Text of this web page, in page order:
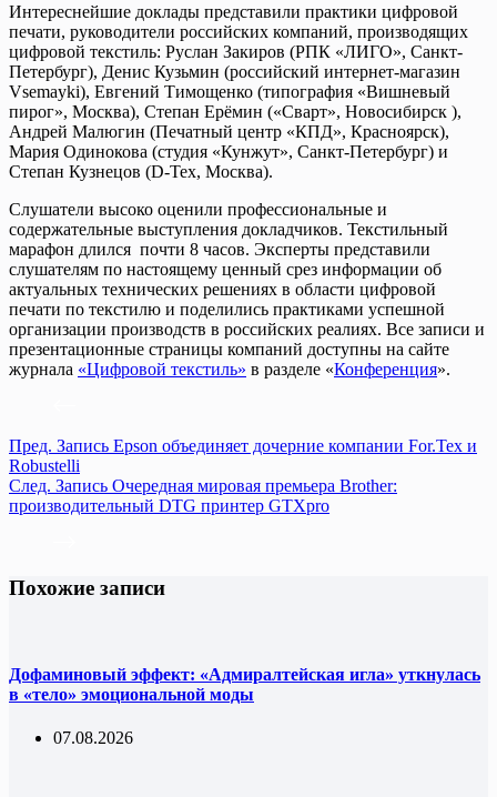
Интереснейшие доклады представили практики цифровой
печати, руководители российских компаний, производящих
цифровой текстиль: Руслан Закиров (РПК «ЛИГО», Санкт-
Петербург), Денис Кузьмин (российский интернет-магазин
Vsemayki), Евгений Тимощенко (типография «Вишневый
пирог», Москва), Степан Ерёмин («Сварт», Новосибирск ),
Андрей Малюгин (Печатный центр «КПД», Красноярск),
Мария Одинокова (студия «Кунжут», Санкт-Петербург) и
Степан Кузнецов (D-Tex, Москва).
Слушатели высоко оценили профессиональные и
содержательные выступления докладчиков. Текстильный
марафон длился почти 8 часов. Эксперты представили
слушателям по настоящему ценный срез информации об
актуальных технических решениях в области цифровой
печати по текстилю и поделились практиками успешной
организации производств в российских реалиях. Все записи и
презентационные страницы компаний доступны на сайте
журнала «Цифровой текстиль» в разделе «Конференция».
Пред. Запись Epson объединяет дочерние компании For.Tex и
Robustelli
След. Запись Очередная мировая премьера Brother:
производительный DTG принтер GTXpro
Похожие записи
Дофаминовый эффект: «Адмиралтейская игла» уткнулась
в «тело» эмоциональной моды
07.08.2026